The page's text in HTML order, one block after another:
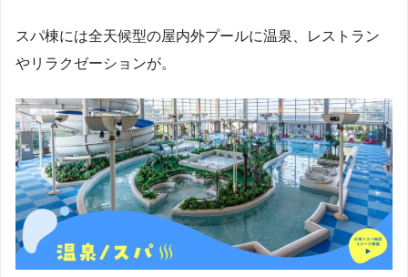
スパ棟には全天候型の屋内外プールに温泉、レストラン
やリラクゼーションが。